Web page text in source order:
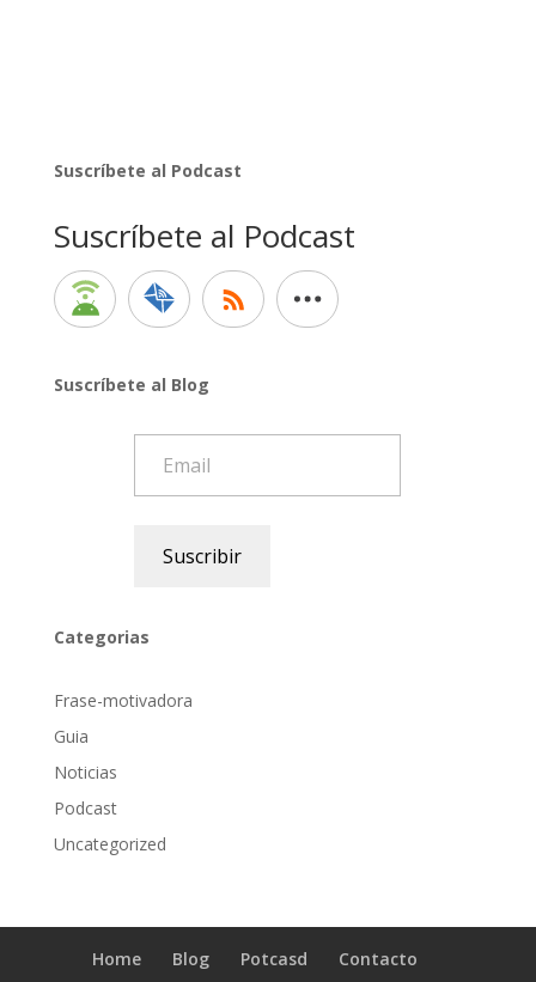
Suscríbete al Podcast
Suscríbete al Podcast
Suscríbete al Blog
Suscribir
Categorias
Frase-motivadora
Guia
Noticias
Podcast
Uncategorized
Home Blog Potcasd Contacto